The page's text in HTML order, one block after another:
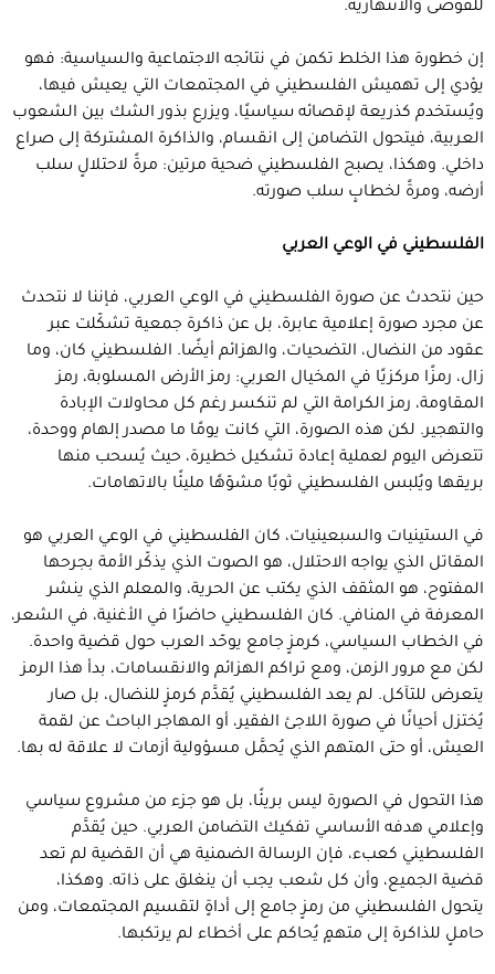
للفوضى والانتهازية.
إن خطورة هذا الخلط تكمن في نتائجه الاجتماعية والسياسية: فهو
يؤدي إلى تهميش الفلسطيني في المجتمعات التي يعيش فيها،
ويُستخدم كذريعة لإقصائه سياسيًا، ويزرع بذور الشك بين الشعوب
العربية، فيتحول التضامن إلى انقسام، والذاكرة المشتركة إلى صراع
داخلي. وهكذا، يصبح الفلسطيني ضحية مرتين: مرةً لاحتلالٍ سلب
أرضه، ومرةً لخطابٍ سلب صورته.
الفلسطيني في الوعي العربي
حين نتحدث عن صورة الفلسطيني في الوعي العربي، فإننا لا نتحدث
عن مجرد صورة إعلامية عابرة، بل عن ذاكرة جمعية تشكّلت عبر
عقود من النضال، التضحيات، والهزائم أيضًا. الفلسطيني كان، وما
زال، رمزًا مركزيًا في المخيال العربي: رمز الأرض المسلوبة، رمز
المقاومة، رمز الكرامة التي لم تنكسر رغم كل محاولات الإبادة
والتهجير. لكن هذه الصورة، التي كانت يومًا ما مصدر إلهام ووحدة،
تتعرض اليوم لعملية إعادة تشكيل خطيرة، حيث يُسحب منها
بريقها ويُلبس الفلسطيني ثوبًا مشوّهًا مليئًا بالاتهامات.
في الستينيات والسبعينيات، كان الفلسطيني في الوعي العربي هو
المقاتل الذي يواجه الاحتلال، هو الصوت الذي يذكّر الأمة بجرحها
المفتوح، هو المثقف الذي يكتب عن الحرية، والمعلم الذي ينشر
المعرفة في المنافي. كان الفلسطيني حاضرًا في الأغنية، في الشعر،
في الخطاب السياسي، كرمزٍ جامع يوحّد العرب حول قضية واحدة.
لكن مع مرور الزمن، ومع تراكم الهزائم والانقسامات، بدأ هذا الرمز
يتعرض للتآكل. لم يعد الفلسطيني يُقدَّم كرمزٍ للنضال، بل صار
يُختزل أحيانًا في صورة اللاجئ الفقير، أو المهاجر الباحث عن لقمة
العيش، أو حتى المتهم الذي يُحمَّل مسؤولية أزمات لا علاقة له بها.
هذا التحول في الصورة ليس بريئًا، بل هو جزء من مشروع سياسي
وإعلامي هدفه الأساسي تفكيك التضامن العربي. حين يُقدَّم
الفلسطيني كعبء، فإن الرسالة الضمنية هي أن القضية لم تعد
قضية الجميع، وأن كل شعب يجب أن ينغلق على ذاته. وهكذا،
يتحول الفلسطيني من رمزٍ جامع إلى أداةٍ لتقسيم المجتمعات، ومن
حاملٍ للذاكرة إلى متهمٍ يُحاكم على أخطاء لم يرتكبها.